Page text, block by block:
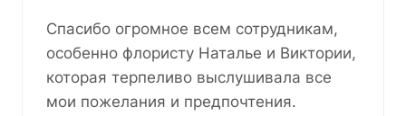
Спасибо огромное всем сотрудникам,
особенно флористу Наталье и Виктории,
которая терпеливо выслушивала все
мои пожелания и предпочтения.